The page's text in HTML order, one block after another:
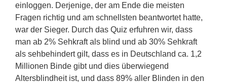
einloggen. Derjenige, der am Ende die meisten
Fragen richtig und am schnellsten beantwortet hatte,
war der Sieger. Durch das Quiz erfuhren wir, dass
man ab 2% Sehkraft als blind und ab 30% Sehkraft
als sehbehindert gilt, dass es in Deutschland ca. 1,2
Millionen Binde gibt und dies überwiegend
Altersblindheit ist, und dass 89% aller Blinden in den